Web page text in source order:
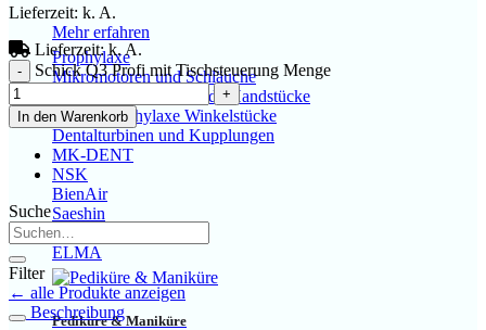
Mehr erfahren
Prophylaxe
Mikromotoren und Schläuche
Winkelstücke und gerade Handstücke
Young Prophylaxe Winkelstücke
Dentalturbinen und Kupplungen
MK-DENT
NSK
BienAir
Saeshin
COXO
ELMA
Pediküre & Maniküre
Lieferzeit: k. A.
Lieferzeit:k. A.
Schick Q3 Profi mit Tischsteuerung Menge
In den Warenkorb
Suche
Filter
← alle Produkte anzeigen
Beschreibung